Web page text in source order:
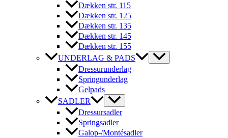
Dækken str. 115
Dækken str. 125
Dækken str. 135
Dækken str. 145
Dækken str. 155
UNDERLAG & PADS
Dressurunderlag
Springunderlag
Gelpads
SADLER
Dressursadler
Springsadler
Galop-/Montésadler